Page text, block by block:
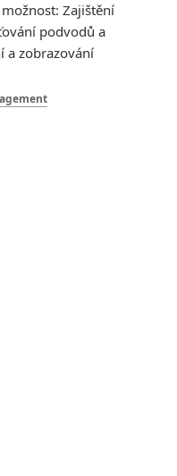
čeká bláznivá
plná
Zajištění
podvodů a
a zobrazování